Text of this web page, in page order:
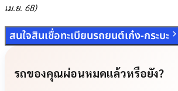
เม.ย. 68)
สนใจสินเชื่อทะเบียนรถยนต์เก๋ง-กระบะ
รถของคุณผ่อนหมดแล้วหรือยัง?